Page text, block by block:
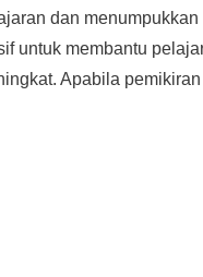
dan
untuk membantu
Apabila